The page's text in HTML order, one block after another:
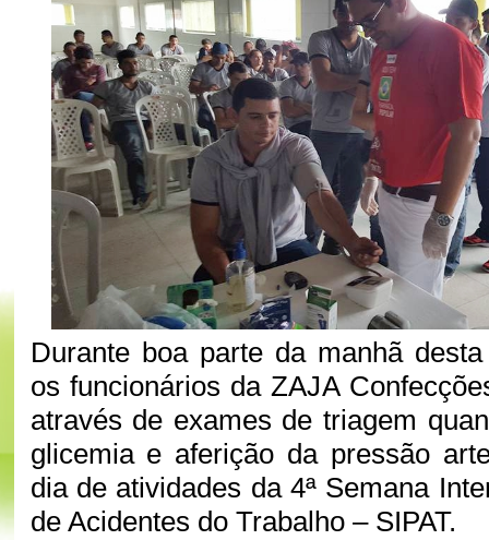
Durante boa parte da manhã
os funcionários da ZAJA
através de exames de triagem
glicemia e aferição da pressão
dia de atividades da 4ª Semana
de Acidentes do Trabalho – SIPAT.